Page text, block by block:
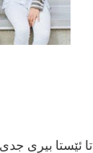
ئێستا بیری